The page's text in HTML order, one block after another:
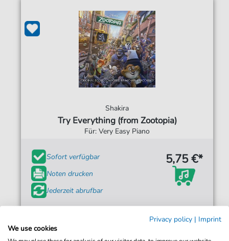
Shakira
Try Everything (from Zootopia)
Für: Very Easy Piano
Sofort verfügbar
Noten drucken
Jederzeit abrufbar
5,75 €*
Privacy policy | Imprint
We use cookies